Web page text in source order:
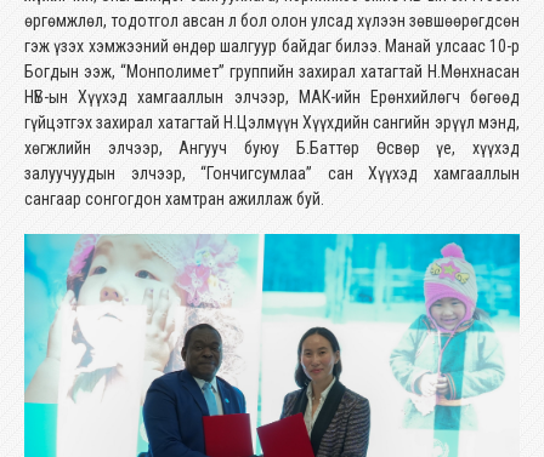
өргөмжлөл, тодотгол авсан л бол олон улсад хүлээн зөвшөөрөгдсөн
гэж үзэх хэмжээний өндөр шалгуур байдаг билээ. Манай улсаас 10-р
Богдын ээж, “Монполимет” группийн захирал хатагтай Н.Мөнхнасан
НҮБ-ын Хүүхэд хамгааллын элчээр, МАК-ийн Ерөнхийлөгч бөгөөд
гүйцэтгэх захирал хатагтай Н.Цэлмүүн Хүүхдийн сангийн эрүүл мэнд,
хөгжлийн элчээр, Ангууч буюу Б.Баттөр Өсвөр үе, хүүхэд
залуучуудын элчээр, “Гончигсумлаа” сан Хүүхэд хамгааллын
сангаар сонгогдон хамтран ажиллаж буй.